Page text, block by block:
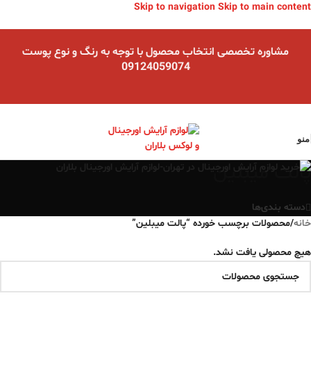
Skip to navigation Skip to main content
مشاوره تخصصی انتخاب محصول با توجه به رنگ و نوع پوست
09124059074
منو
پالت میبلین
دسته بندی‌ها
خانه/محصولات برچسب خورده “پالت میبلین”
هیچ محصولی یافت نشد.